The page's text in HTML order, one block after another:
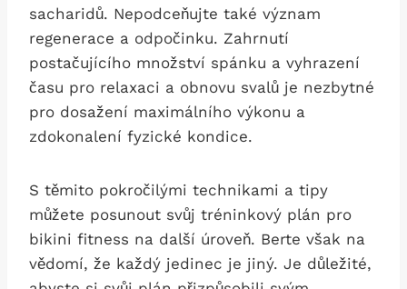
sacharidů. Nepodceňujte také význam
regenerace a odpočinku. Zahrnutí
postačujícího množství ⁣spánku a vyhrazení⁢
času pro​ relaxaci a obnovu svalů je‌ nezbytné
pro dosažení​ maximálního výkonu a
zdokonalení fyzické ⁣kondice.
S těmito pokročilými technikami a tipy
můžete posunout svůj tréninkový plán pro
bikini fitness na další úroveň. Berte však na
vědomí, že každý jedinec‍ je jiný. Je důležité,‍